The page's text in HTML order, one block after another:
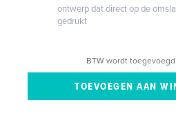
ontwerp dat direct op de
gedrukt
BTW wordt